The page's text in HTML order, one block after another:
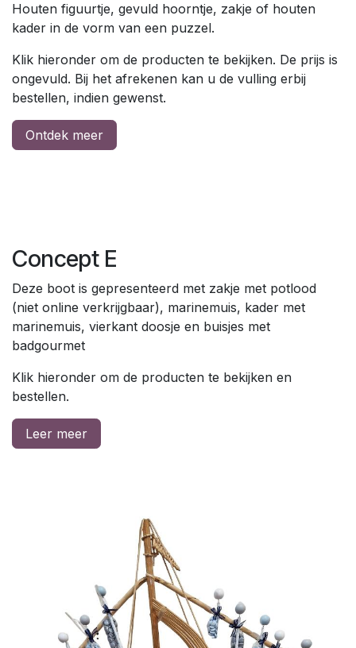
Houten figuurtje, gevuld hoorntje, zakje of houten
kader in de vorm van een puzzel.
Klik hieronder om de producten te bekijken. De prijs is
ongevuld. Bij het afrekenen kan u de vulling erbij
bestellen, indien gewenst.
Ontdek meer
Concept E
Deze boot is gepresenteerd met zakje met potlood
(niet online verkrijgbaar), marinemuis, kader met
marinemuis, vierkant doosje en buisjes met
badgourmet
Klik hieronder om de producten te bekijken en
bestellen.
Leer meer